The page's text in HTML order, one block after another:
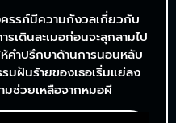
รรภ์มีความกังวลเกี่ยวกับ
เดินละเมอก่อนจะลุกลามไป
คำปรึกษาด้านการนอนหลับ
ฝันร้ายของเธอเริ่มแย่ลง
มช่วยเหลือจากหมอผี